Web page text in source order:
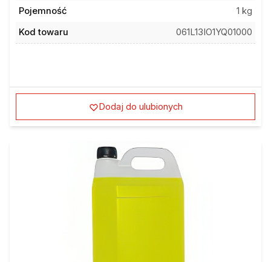
Pojemność
1 kg
Kod towaru
061L13IO1YQ01000
Dodaj do ulubionych